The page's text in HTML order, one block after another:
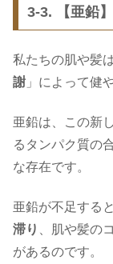
3-3. 【亜鉛
私たちの肌や髪
謝 」によって健
亜鉛は、この新
るタンパク質の
な存在です。
亜鉛が不足する
滞り
、肌や髪の
があるのです。